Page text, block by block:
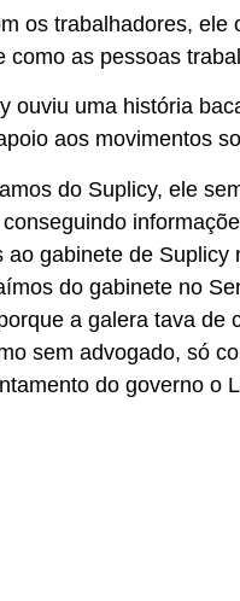
os trabalhadores,
como as pessoas
ouviu uma história
aos movimentos
do Suplicy, ele
ao gabinete de
do gabinete no
a galera tava de
sem advogado, só
do governo o